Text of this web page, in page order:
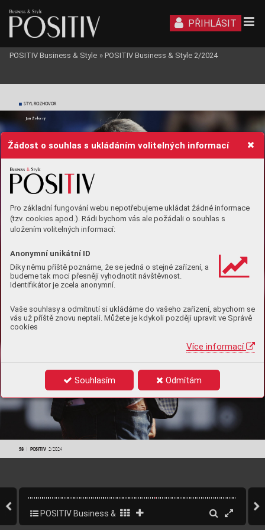
Žádost o souhlas s ukládáním volitelných informací
Pro základní fungování webu nepotřebujeme ukládat žádné informace
(tzv. cookies apod.). Rádi bychom vás ale požádali o souhlas s
uložením volitelných informací:
Anonymní unikátní ID
Díky němu příště poznáme, že se jedná o stejné zařízení, a
budeme tak moci přesněji vyhodnotit návštěvnost.
Identifikátor je zcela anonymní.
Vaše souhlasy a odmítnutí si ukládáme do vašeho zařízení, abychom se
vás už příště znovu neptali. Můžete je kdykoli později upravit ve Správě
cookies
Více informací
Souhlasím Odmítám
STYL ROZHOVOR
58
  POSITIV
  2/2024
Jan Železný
PŘIHLÁSIT
POSITIV Business & Style » POSITIV Business & Style 2/2024
POSITIV Business & Style 2/2024